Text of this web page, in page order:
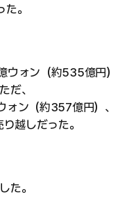
。
ォン（約535億円）
だ、
ン（約357億円）、
越しだった。
た。